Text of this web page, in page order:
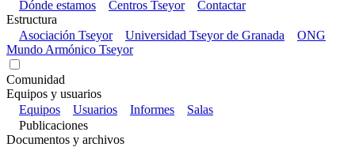
Dónde estamos
Centros Tseyor
Contactar
Estructura
Asociación Tseyor
Universidad Tseyor de Granada
ONG
Mundo Armónico Tseyor
Comunidad
Equipos y usuarios
Equipos
Usuarios Informes
Salas
Publicaciones
Documentos y archivos